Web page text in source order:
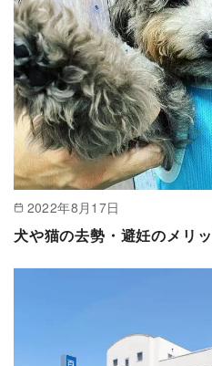
2022年8月17日
犬や猫の去勢・避妊のメリ